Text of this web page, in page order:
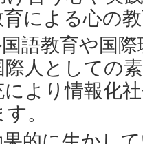
による心の
語教育や国
際人としての
より情報化
。